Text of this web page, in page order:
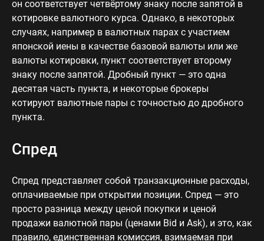
он соответствует четвёртому знаку после запятой в
котировке валютного курса. Однако, в некоторых
случаях, например в валютных парах с участием
японской иены в качестве базовой валюты или же
валюты котировки, пункт соответствует второму
знаку после запятой. Дробный пункт — это одна
десятая часть пункта, и некоторые брокеры
котируют валютные пары с точностью до дробного
пункта.
Спред
Спред представляет собой транзакционные расходы,
оплачиваемые при открытии позиции. Спред — это
просто разница между ценой покупки и ценой
продажи валютной пары (ценами Bid и Ask), и это, как
правило, единственная комиссия, взимаемая при